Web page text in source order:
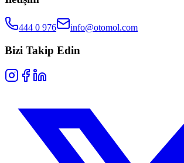
444 0 976 info@otomol.com
Bizi Takip Edin